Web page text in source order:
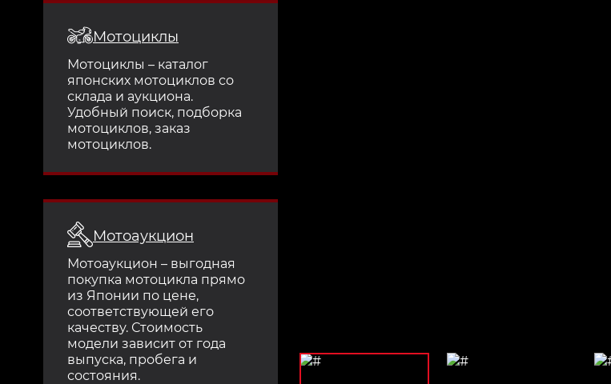
Мотоциклы
Мотоциклы – каталог
японских мотоциклов со
склада и аукциона.
Удобный поиск, подборка
мотоциклов, заказ
мотоциклов.
Мотоаукцион
Мотоаукцион – выгодная
покупка мотоцикла прямо
из Японии по цене,
соответствующей его
качеству. Стоимость
модели зависит от года
выпуска, пробега и
состояния.